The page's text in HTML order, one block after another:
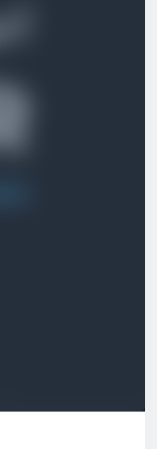
ساخت کلاس ارتباط با sqlite